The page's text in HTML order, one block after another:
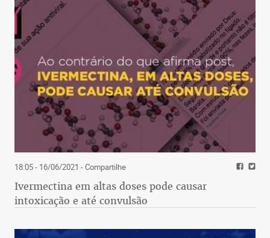
18:05 - 16/06/2021 - Compartilhe
Ivermectina em altas doses pode causar
intoxicação e até convulsão